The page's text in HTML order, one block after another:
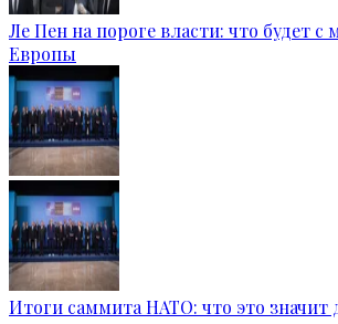
Ле Пен на пороге власти: что будет с
Европы
Итоги саммита НАТО: что это